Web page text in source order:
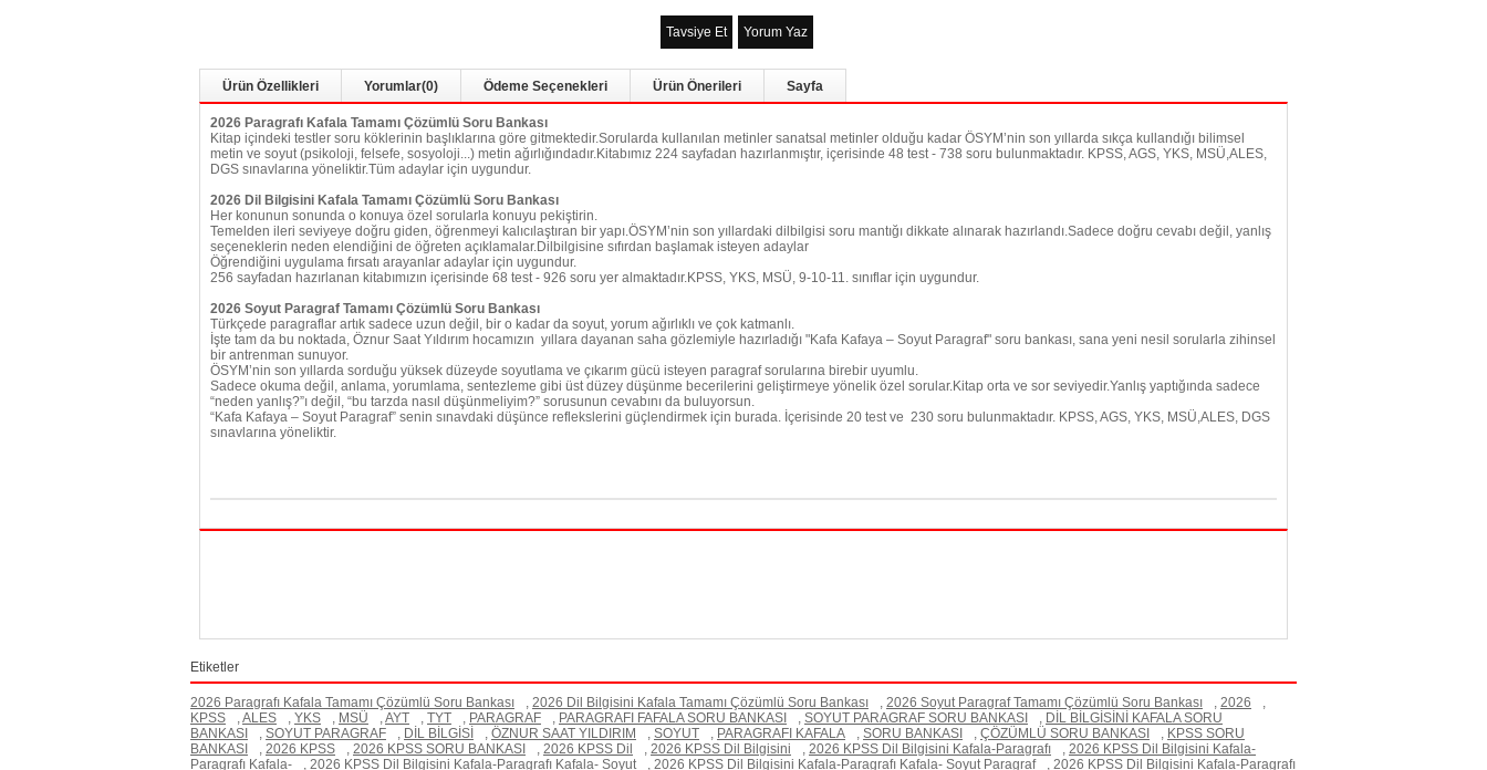
Tavsiye Et Yorum Yaz
Ürün Özellikleri Yorumlar(0) Ödeme Seçenekleri Ürün Önerileri Sayfa
2026 Paragrafı Kafala Tamamı Çözümlü Soru Bankası
Kitap içindeki testler soru köklerinin başlıklarına göre gitmektedir.Sorularda kullanılan metinler sanatsal metinler olduğu kadar ÖSYM’nin son yıllarda sıkça kullandığı bilimsel
metin ve soyut (psikoloji, felsefe, sosyoloji...) metin ağırlığındadır.Kitabımız 224 sayfadan hazırlanmıştır, içerisinde 48 test - 738 soru bulunmaktadır. KPSS, AGS, YKS, MSÜ,ALES,
DGS sınavlarına yöneliktir.Tüm adaylar için uygundur.
2026 Dil Bilgisini Kafala Tamamı Çözümlü Soru Bankası
Her konunun sonunda o konuya özel sorularla konuyu pekiştirin.
Temelden ileri seviyeye doğru giden, öğrenmeyi kalıcılaştıran bir yapı.ÖSYM’nin son yıllardaki dilbilgisi soru mantığı dikkate alınarak hazırlandı.Sadece doğru cevabı değil, yanlış
seçeneklerin neden elendiğini de öğreten açıklamalar.Dilbilgisine sıfırdan başlamak isteyen adaylar
Öğrendiğini uygulama fırsatı arayanlar adaylar için uygundur.
256 sayfadan hazırlanan kitabımızın içerisinde 68 test - 926 soru yer almaktadır.KPSS, YKS, MSÜ, 9-10-11. sınıflar için uygundur.
2026 Soyut Paragraf Tamamı Çözümlü Soru Bankası
Türkçede paragraflar artık sadece uzun değil, bir o kadar da soyut, yorum ağırlıklı ve çok katmanlı.
İşte tam da bu noktada, Öznur Saat Yıldırım hocamızın yıllara dayanan saha gözlemiyle hazırladığı "Kafa Kafaya – Soyut Paragraf" soru bankası, sana yeni nesil sorularla zihinsel
bir antrenman sunuyor.
ÖSYM’nin son yıllarda sorduğu yüksek düzeyde soyutlama ve çıkarım gücü isteyen paragraf sorularına birebir uyumlu.
Sadece okuma değil, anlama, yorumlama, sentezleme gibi üst düzey düşünme becerilerini geliştirmeye yönelik özel sorular.Kitap orta ve sor seviyedir.Yanlış yaptığında sadece
“neden yanlış?”ı değil, “bu tarzda nasıl düşünmeliyim?” sorusunun cevabını da buluyorsun.
“Kafa Kafaya – Soyut Paragraf” senin sınavdaki düşünce reflekslerini güçlendirmek için burada. İçerisinde 20 test ve 230 soru bulunmaktadır. KPSS, AGS, YKS, MSÜ,ALES, DGS
sınavlarına yöneliktir.
Etiketler
2026 Paragrafı Kafala Tamamı Çözümlü Soru Bankası , 2026 Dil Bilgisini Kafala Tamamı Çözümlü Soru Bankası , 2026 Soyut Paragraf Tamamı Çözümlü Soru Bankası , 2026
,
KPSS
,ALES , YKS , MSÜ ,AYT , TYT , PARAGRAF , PARAGRAFI FAFALA SORU BANKASI , SOYUT PARAGRAF SORU BANKASI , DİL BİLGİSİNİ KAFALA SORU
BANKASI
, SOYUT PARAGRAF , DİL BİLGİSİ , ÖZNUR SAAT YILDIRIM , SOYUT , PARAGRAFI KAFALA , SORU BANKASI , ÇÖZÜMLÜ SORU BANKASI , KPSS SORU
BANKASI
, 2026 KPSS , 2026 KPSS SORU BANKASI , 2026 KPSS Dil , 2026 KPSS Dil Bilgisini , 2026 KPSS Dil Bilgisini Kafala-Paragrafı , 2026 KPSS Dil Bilgisini Kafala-
Paragrafı Kafala-
, 2026 KPSS Dil Bilgisini Kafala-Paragrafı Kafala- Soyut , 2026 KPSS Dil Bilgisini Kafala-Paragrafı Kafala- Soyut Paragraf , 2026 KPSS Dil Bilgisini Kafala-Paragrafı